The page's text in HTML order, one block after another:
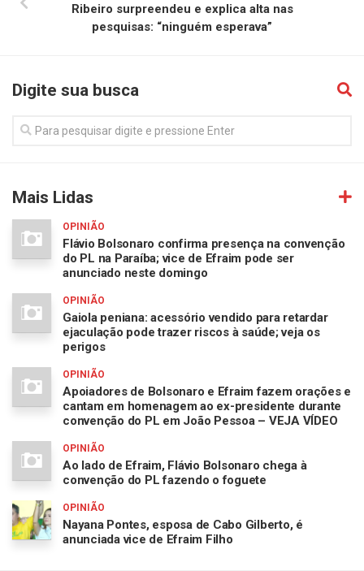
Ribeiro surpreendeu e explica alta nas
pesquisas: “ninguém esperava”
Digite sua busca
Mais Lidas
OPINIÃO
Flávio Bolsonaro confirma presença na convenção
do PL na Paraíba; vice de Efraim pode ser
anunciado neste domingo
OPINIÃO
Gaiola peniana: acessório vendido para retardar
ejaculação pode trazer riscos à saúde; veja os
perigos
OPINIÃO
Apoiadores de Bolsonaro e Efraim fazem orações e
cantam em homenagem ao ex-presidente durante
convenção do PL em João Pessoa – VEJA VÍDEO
OPINIÃO
Ao lado de Efraim, Flávio Bolsonaro chega à
convenção do PL fazendo o foguete
OPINIÃO
Nayana Pontes, esposa de Cabo Gilberto, é
anunciada vice de Efraim Filho